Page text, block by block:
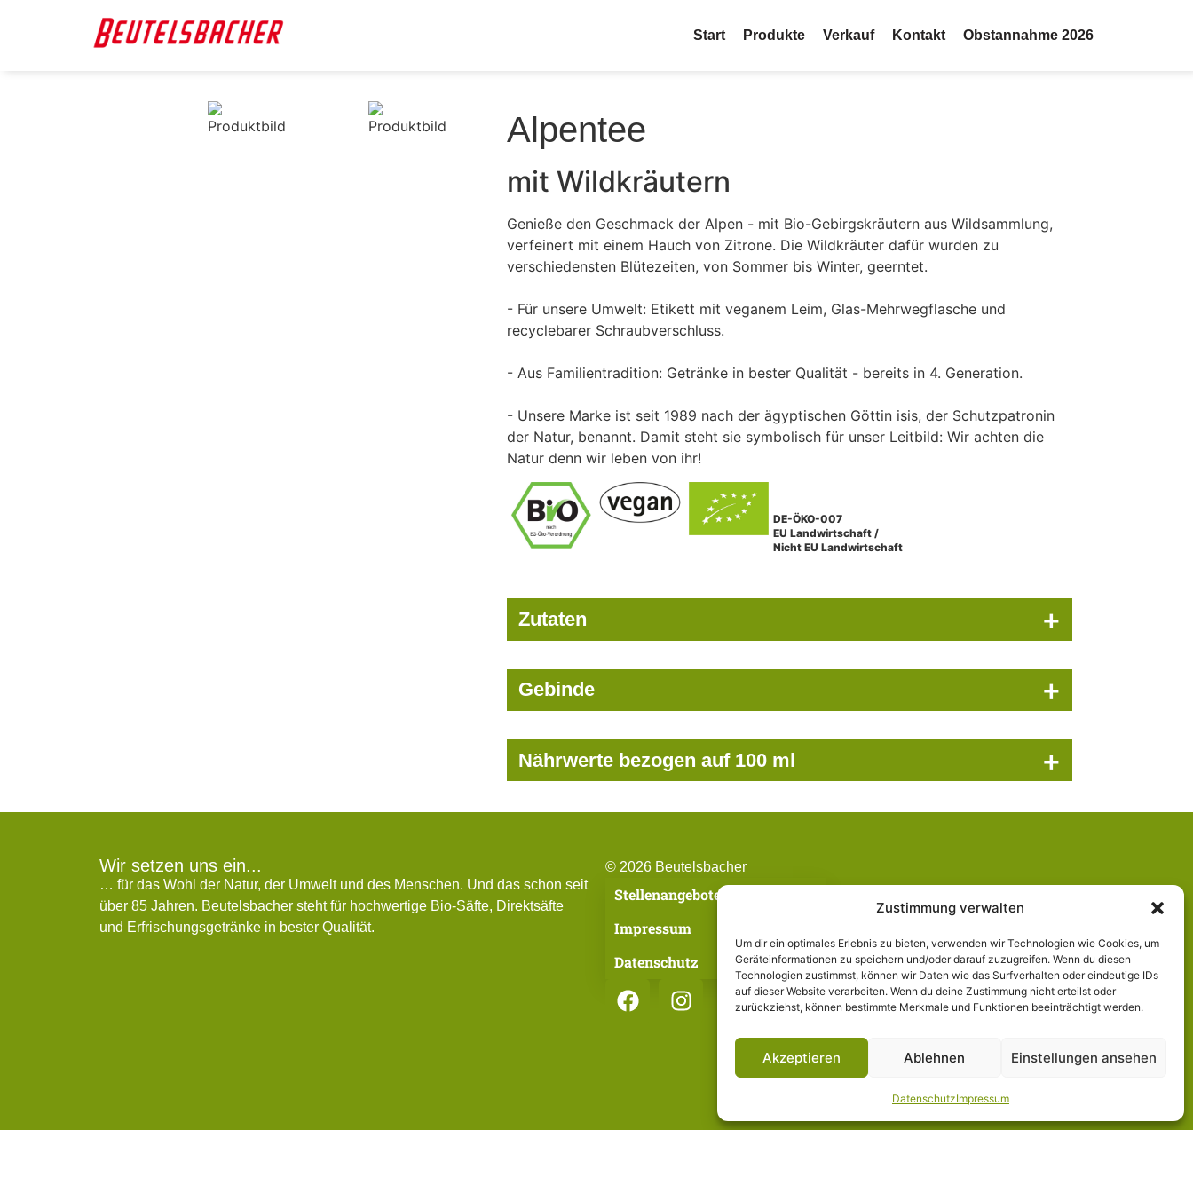
Zustimmung verwalten
Um dir ein optimales Erlebnis zu bieten, verwenden wir Technologien wie Cookies, um
Geräteinformationen zu speichern und/oder darauf zuzugreifen. Wenn du diesen
Technologien zustimmst, können wir Daten wie das Surfverhalten oder eindeutige IDs
auf dieser Website verarbeiten. Wenn du deine Zustimmung nicht erteilst oder
zurückziehst, können bestimmte Merkmale und Funktionen beeinträchtigt werden.
Akzeptieren Ablehnen Einstellungen ansehen
DatenschutzImpressum
Start Produkte Verkauf Kontakt Obstannahme 2026
Alpentee
mit Wildkräutern
Genieße den Geschmack der Alpen - mit Bio-Gebirgskräutern aus Wildsammlung,
verfeinert mit einem Hauch von Zitrone. Die Wildkräuter dafür wurden zu
verschiedensten Blütezeiten, von Sommer bis Winter, geerntet.
- Für unsere Umwelt: Etikett mit veganem Leim, Glas-Mehrwegflasche und
recyclebarer Schraubverschluss.
- Aus Familientradition: Getränke in bester Qualität - bereits in 4. Generation.
- Unsere Marke ist seit 1989 nach der ägyptischen Göttin isis, der Schutzpatronin
der Natur, benannt. Damit steht sie symbolisch für unser Leitbild: Wir achten die
Natur denn wir leben von ihr!
DE-ÖKO-007
EU Landwirtschaft /
Nicht EU Landwirtschaft
Zutaten +
Gebinde +
Nährwerte bezogen auf 100 ml +
Wir setzen uns ein...
… für das Wohl der Natur, der Umwelt und des Menschen. Und das schon seit
über 85 Jahren. Beutelsbacher steht für hochwertige Bio-Säfte, Direktsäfte
und Erfrischungsgetränke in bester Qualität.
© 2026 Beutelsbacher
Stellenangebote
Impressum
Datenschutz